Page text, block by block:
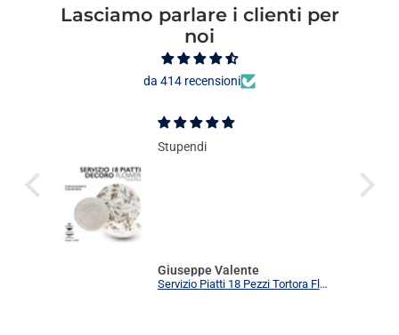
Lasciamo parlare i clienti per
noi
da 414 recensioni
Stupendi
Giuseppe Valente
Servizio Piatti 18 Pezzi Tortora Flower Elegante | Set Tavola 6 Persone Moderno